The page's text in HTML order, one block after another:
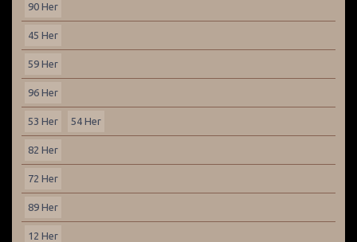
90 Her
45 Her
59 Her
96 Her
53 Her 54 Her
82 Her
72 Her
89 Her
12 Her